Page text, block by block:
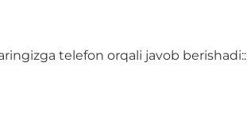
telefon orqali javob berishadi::